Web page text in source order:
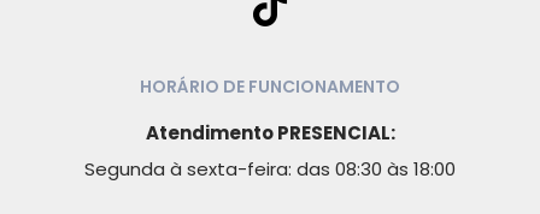
HORÁRIO DE FUNCIONAMENTO
Atendimento PRESENCIAL:
Segunda à sexta-feira: das 08:30 às 18:00